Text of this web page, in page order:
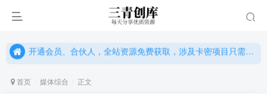
开通会员、合伙人，全站资源免费获取，涉及卡密项目只需单独购卡密（位置：网站右下悬浮按钮）
开通会员、合伙人，全站资源免费获取，涉及卡密项目只需单独购卡密（位置：网站右下悬浮按钮）
首页 媒体综合 正文